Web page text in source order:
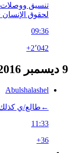
تنسيق ووصلات
لحقوق
09:36
+2٬042
9 ديسمبر 2016
Abulshalashel
←‏طالع/ي
11:33
+36